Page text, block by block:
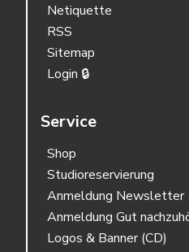
Netiquette
RSS
Sitemap
Login 🔒
Service
Shop
Studioreservierung
Anmeldung Newsletter
Anmeldung Gut
Logos & Banner (CD)